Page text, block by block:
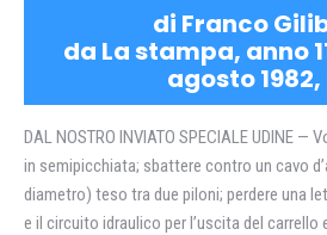
di Franco
da La stampa, anno
agosto 1982,
DAL NOSTRO INVIATO SPECIALE UDINE —
in semipicchiata; sbattere contro un cavo
diametro) teso tra due piloni; perdere una
e il circuito idraulico per l’uscita del carrello